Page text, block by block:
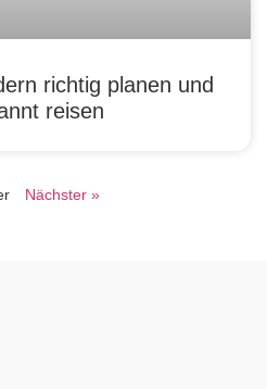
richtig planen und
reisen
Nächster »